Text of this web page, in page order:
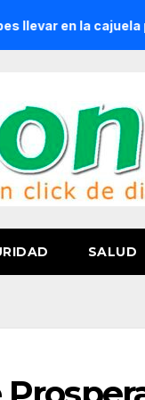
cajuela para viajar
SALUD